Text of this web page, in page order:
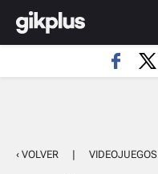
‹ VOLVER | VIDEOJUEGOS